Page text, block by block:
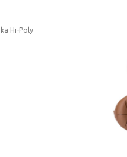
Hi-Poly